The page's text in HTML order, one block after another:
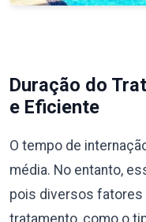
Duração do
e Eficiente
O tempo de
média. No entanto,
pois diversos fatores
tratamento, como o